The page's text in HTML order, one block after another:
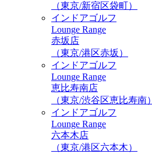
（東京/新宿区袋町）
インドアゴルフ
Lounge Range
赤坂店
（東京/港区赤坂）
インドアゴルフ
Lounge Range
恵比寿南店
（東京/渋谷区恵比寿南）
インドアゴルフ
Lounge Range
六本木店
（東京/港区六本木）